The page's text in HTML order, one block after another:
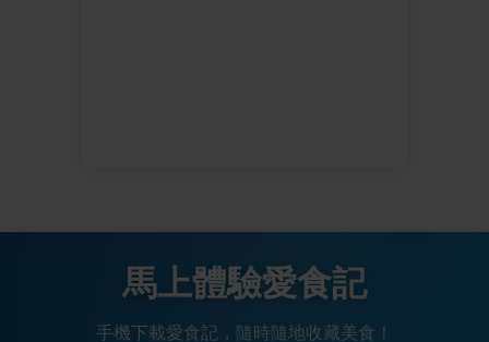
馬上體驗愛食記
手機下載愛食記，隨時隨地收藏美食！